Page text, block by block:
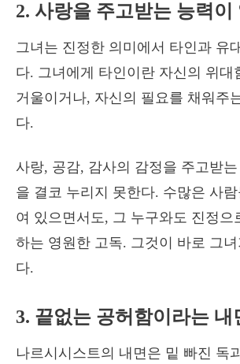
2. 사랑을 주고받는 능력이
그녀는 진정한 의미에서 타인과 유
다. 그녀에게 타인이란 자신의 위대
거울이거나, 자신의 필요를 채워주
다.
사랑, 공감, 감사의 감정을 주고받
을 결코 누리지 못한다. 수많은 사
여 있으면서도, 그 누구와도 진정으
하는 영원한 고독. 그것이 바로 그녀
다.
3. 끝없는 공허함이라는 내
나르시시스트의 내면은 밑 빠진 독